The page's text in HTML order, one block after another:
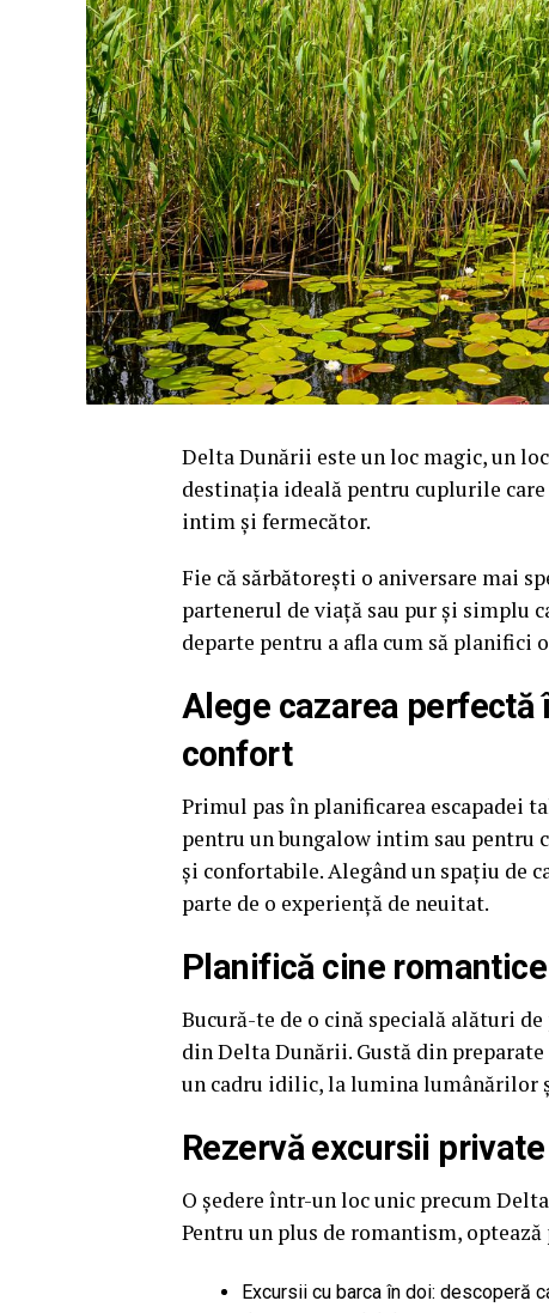
Delta Dunării este un loc magic, un
destinația ideală pentru cuplurile
intim și fermecător.
Fie că sărbătorești o aniversare mai
partenerul de viață sau pur și simplu
departe pentru a afla cum să planifici
Alege cazarea
confort
Primul pas în planificarea escapadei
pentru un bungalow intim sau pentru
și confortabile. Alegând un spațiu de
parte de o experiență de neuitat.
Planifică cine romantice
Bucură-te de o cină specială alături
din Delta Dunării. Gustă din
un cadru idilic, la lumina lumânărilor
Rezervă excursii
O ședere într-un loc unic precum
Pentru un plus de romantism,
Excursii cu barca în doi: descoperă